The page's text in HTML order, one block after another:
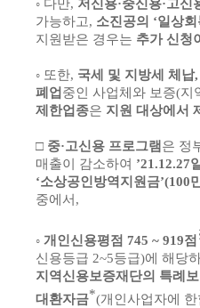
◦ 다만, 저신용·중신용·고신
가능하고, 소진공의 ‘일상
지원받은 경우는 추가 신청
◦ 또한, 국세 및 지방세 체납
폐업 중인 사업체와 보증(지
제한업종은 지원 대상에서
□ 중·고신용 프로그램 은 정
매출이 감소하여 ’21.12.27
‘소상공인방역지원금’(100
중에서,
◦ 개인신용평점 745 ~ 919점
신용등급 2~5등급)에 해당
지역신용보증재단의 특례
대환자금*(개인사업자에